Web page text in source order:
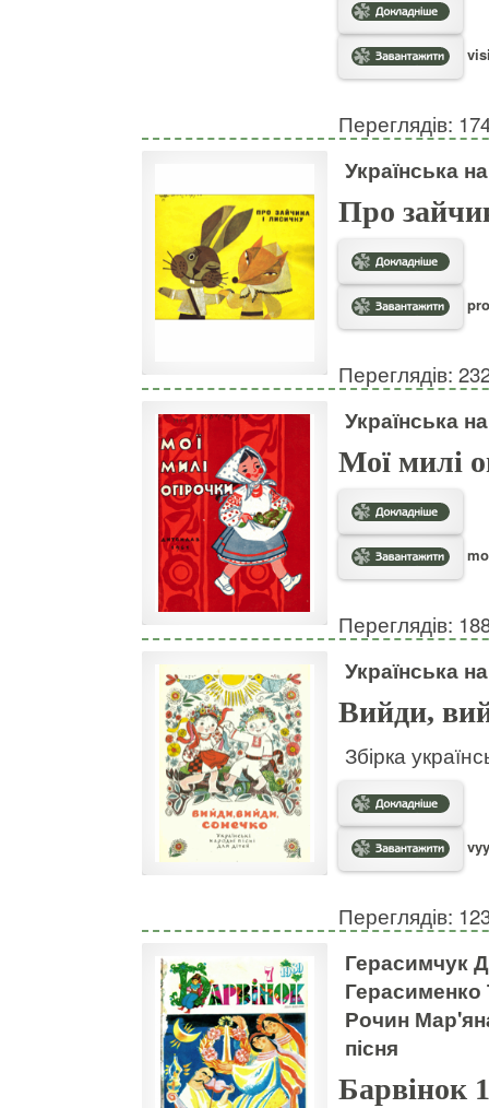
Переглядів:
Українська
Про
Переглядів:
Українська
Мої милі
Переглядів:
Українська
Вийди,
Збірка
Переглядів:
Герасимчук
Герасименко
Рочин
пісня
Барвінок